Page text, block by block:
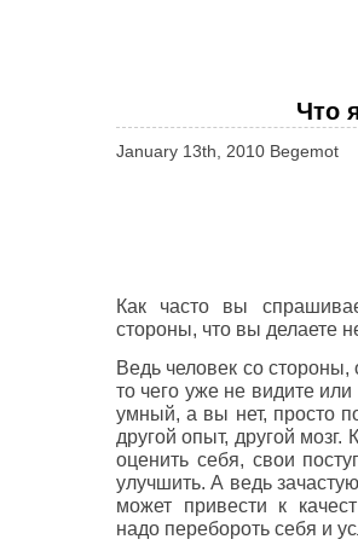
Что
January 13th, 2010 Begemot
Как часто вы
стороны, что вы делаете
Ведь человек со
то чего уже не видите
умный, а вы нет, просто
другой опыт, другой
оценить себя, свои
улучшить. А ведь
может привести к
надо перебороть себя и